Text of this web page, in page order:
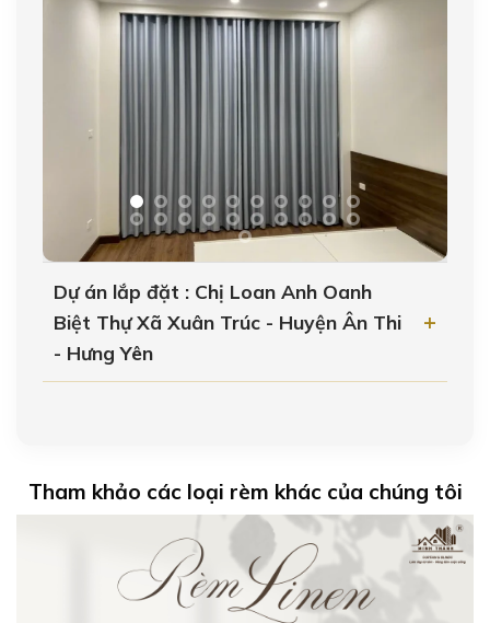
Dự án lắp đặt : Chị Loan Anh Oanh
Biệt Thự Xã Xuân Trúc - Huyện Ân Thi
- Hưng Yên
Tham khảo các loại rèm khác của chúng tôi